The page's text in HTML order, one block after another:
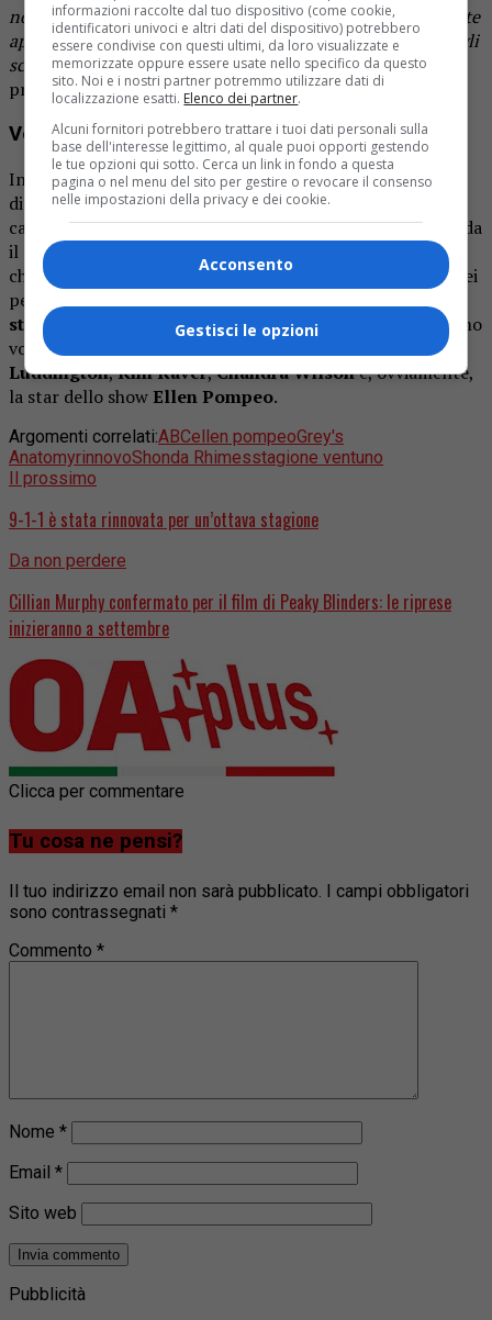
non potrebbe essere stato possibile senza di voi, che vi siete
appassionati alle storie che racconto, al talentuoso cast, agli
sceneggiatori e alla crew”ha detto su Instagram la nota
produttrice e sceneggiatrice americana.
Ventesima stagione, dove siamo rimasti
Intanto,come si può notare dal trailere dalle prime clip
diffuse da ABC, il nuovo capitolo dello show sarà
caratterizzato da alcune novità. La più importante riguarda
il ritorno di
chirurgo pediatrico Arizona Robbins, che ha fatto parte dei
personaggi principali
stagione
. Per quanto riguarda il resto del cast, ritroveremo
volti celebri come
Luddington,Kim Raver,Chandra Wilsone, ovviamente,
la star dello show Ellen Pompeo.
Argomenti correlati:ABCellen pompeoGrey's
AnatomyrinnovoShonda Rhimesstagione ventuno
Il prossimo
9-1-1 è stata rinnovata per un’ottava stagione
Da non perdere
Cillian Murphy confermato per il film di Peaky Blinders: le riprese
inizieranno a settembre
Clicca per commentare
Tu cosa ne pensi?
Il tuo indirizzo email non sarà pubblicato. I campi obbligatori
sono contrassegnati *
Commento *
Nome *
Email *
Sito web
Pubblicità
informazioni raccolte dal tuo dispositivo (come cookie,
identificatori univoci e altri dati del dispositivo) potrebbero
essere condivise con questi ultimi, da loro visualizzate e
memorizzate oppure essere usate nello specifico da questo
sito. Noi e i nostri partner potremmo utilizzare dati di
localizzazione esatti. Elenco dei partner.
Alcuni fornitori potrebbero trattare i tuoi dati personali sulla
base dell'interesse legittimo, al quale puoi opporti gestendo
le tue opzioni qui sotto. Cerca un link in fondo a questa
pagina o nel menu del sito per gestire o revocare il consenso
nelle impostazioni della privacy e dei cookie.
Acconsento
Gestisci le opzioni